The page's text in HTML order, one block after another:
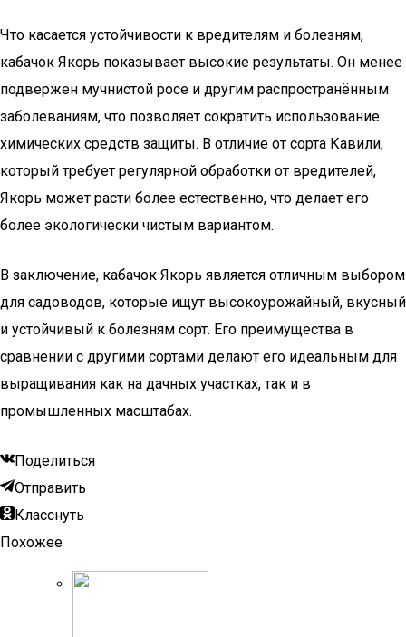
Что касается устойчивости к вредителям и болезням,
кабачок Якорь показывает высокие результаты. Он менее
подвержен мучнистой росе и другим распространённым
заболеваниям, что позволяет сократить использование
химических средств защиты. В отличие от сорта Кавили,
который требует регулярной обработки от вредителей,
Якорь может расти более естественно, что делает его
более экологически чистым вариантом.
В заключение, кабачок Якорь является отличным выбором
для садоводов, которые ищут высокоурожайный, вкусный
и устойчивый к болезням сорт. Его преимущества в
сравнении с другими сортами делают его идеальным для
выращивания как на дачных участках, так и в
промышленных масштабах.
Поделиться
Отправить
Класснуть
Похожее